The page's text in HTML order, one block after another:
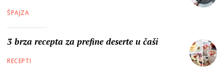
ŠPAJZA
3 brza recepta za prefine deserte u čaši
RECEPTI